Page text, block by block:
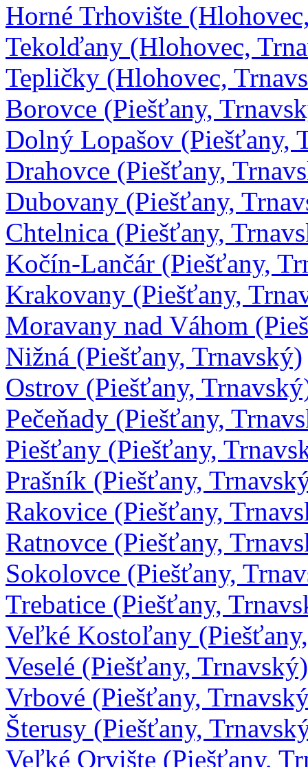
Horné Trhovište
Tekolďany (Hlohovec,
Tepličky (Hlohovec,
Borovce (Piešťany,
Dolný Lopašov (Piešťany,
Drahovce (Piešťany,
Dubovany (Piešťany,
Chtelnica (Piešťany,
Kočín-Lančár (Piešťany,
Krakovany (Piešťany,
Moravany nad Váhom
Nižná (Piešťany, Trnavský)
Ostrov (Piešťany,
Pečeňady (Piešťany,
Piešťany (Piešťany,
Prašník (Piešťany,
Rakovice (Piešťany,
Ratnovce (Piešťany,
Sokolovce (Piešťany,
Trebatice (Piešťany,
Veľké Kostoľany
Veselé (Piešťany, Trnavský)
Vrbové (Piešťany,
Šterusy (Piešťany,
Veľké Orvište (Piešťany,